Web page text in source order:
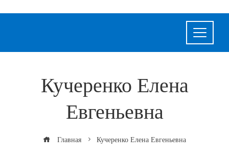
Кучеренко Елена
Евгеньевна
Главная Кучеренко Елена Евгеньевна